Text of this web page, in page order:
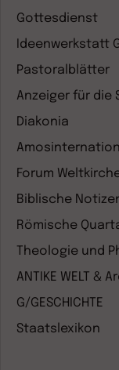
Gottesdienst
Ideenwerkstatt
Pastoralblätter
Anzeiger für die
Diakonia
Forum
Biblische
Römische
Theologie und
ANTIKE WELT &
G/GESCHICHTE
Staatslexikon